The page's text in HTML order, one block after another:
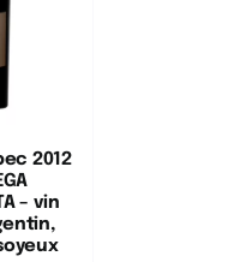
2012
– vin